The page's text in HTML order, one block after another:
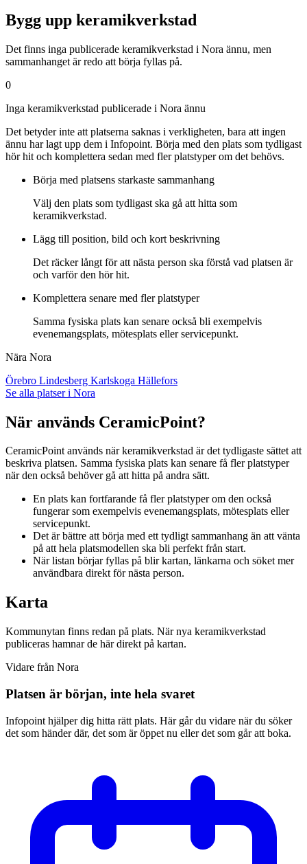
Bygg upp keramikverkstad
Det finns inga publicerade keramikverkstad i Nora ännu, men
sammanhanget är redo att börja fyllas på.
0
Inga keramikverkstad publicerade i Nora ännu
Det betyder inte att platserna saknas i verkligheten, bara att ingen
ännu har lagt upp dem i Infopoint. Börja med den plats som tydligast
hör hit och komplettera sedan med fler platstyper om det behövs.
Börja med platsens starkaste sammanhang
Välj den plats som tydligast ska gå att hitta som
keramikverkstad.
Lägg till position, bild och kort beskrivning
Det räcker långt för att nästa person ska förstå vad platsen är
och varför den hör hit.
Komplettera senare med fler platstyper
Samma fysiska plats kan senare också bli exempelvis
evenemangsplats, mötesplats eller servicepunkt.
Nära Nora
Örebro Lindesberg Karlskoga Hällefors
Se alla platser i Nora
När används CeramicPoint?
CeramicPoint används när keramikverkstad är det tydligaste sättet att
beskriva platsen. Samma fysiska plats kan senare få fler platstyper
när den också behöver gå att hitta på andra sätt.
En plats kan fortfarande få fler platstyper om den också
fungerar som exempelvis evenemangsplats, mötesplats eller
servicepunkt.
Det är bättre att börja med ett tydligt sammanhang än att vänta
på att hela platsmodellen ska bli perfekt från start.
När listan börjar fyllas på blir kartan, länkarna och söket mer
användbara direkt för nästa person.
Karta
Kommunytan finns redan på plats. När nya keramikverkstad
publiceras hamnar de här direkt på kartan.
Vidare från Nora
Platsen är början, inte hela svaret
Infopoint hjälper dig hitta rätt plats. Här går du vidare när du söker
det som händer där, det som är öppet nu eller det som går att boka.